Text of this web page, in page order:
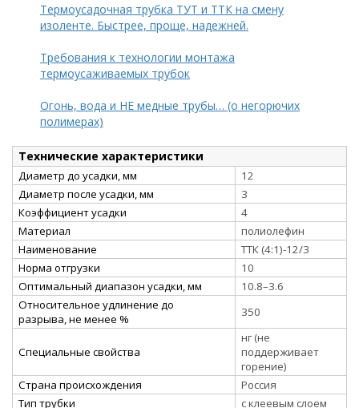
Термоусадочная трубка ТУТ и ТТК на смену
изоленте. Быстрее, проще, надежней.
Требования к технологии монтажа
термоусаживаемых трубок
Огонь, вода и НЕ медные трубы… (о негорючих
полимерах)
Технические характеристики
Диаметр до усадки, мм
12
Диаметр после усадки, мм
3
Коэффициент усадки
4
Материал
полиолефин
Наименование
ТТК (4:1)-12/3
Норма отгрузки
10
Оптимальный диапазон усадки, мм
10.8–3.6
Относительное удлинение до
разрыва, не менее %
350
Специальные свойства
нг (не
поддерживает
горение)
Страна происхождения
Россия
Тип трубки
с клеевым слоем